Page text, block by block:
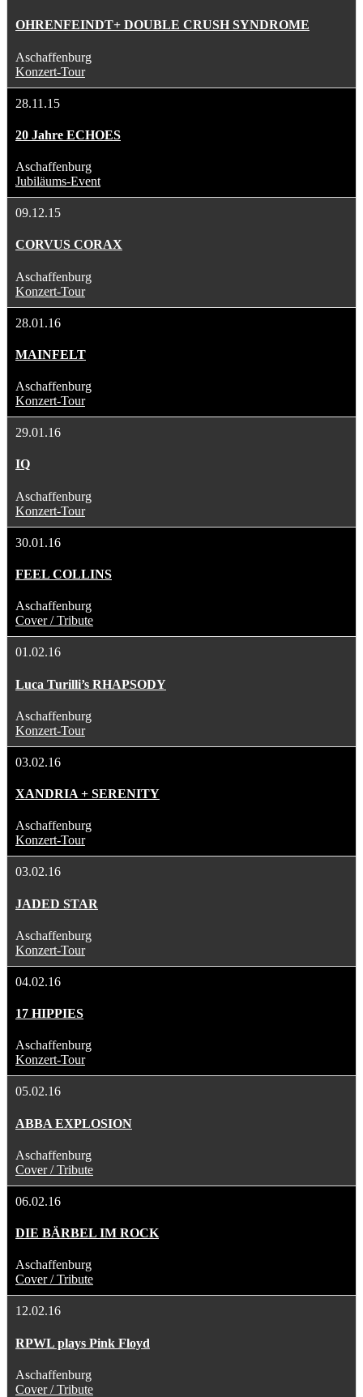
OHRENFEINDT+ DOUBLE CRUSH SYNDROME
Aschaffenburg
Konzert-Tour
28.11.15
20 Jahre ECHOES
Aschaffenburg
Jubiläums-Event
09.12.15
CORVUS CORAX
Aschaffenburg
Konzert-Tour
28.01.16
MAINFELT
Aschaffenburg
Konzert-Tour
29.01.16
IQ
Aschaffenburg
Konzert-Tour
30.01.16
FEEL COLLINS
Aschaffenburg
Cover / Tribute
01.02.16
Luca Turilli’s RHAPSODY
Aschaffenburg
Konzert-Tour
03.02.16
XANDRIA + SERENITY
Aschaffenburg
Konzert-Tour
03.02.16
JADED STAR
Aschaffenburg
Konzert-Tour
04.02.16
17 HIPPIES
Aschaffenburg
Konzert-Tour
05.02.16
ABBA EXPLOSION
Aschaffenburg
Cover / Tribute
06.02.16
DIE BÄRBEL IM ROCK
Aschaffenburg
Cover / Tribute
12.02.16
RPWL plays Pink Floyd
Aschaffenburg
Cover / Tribute